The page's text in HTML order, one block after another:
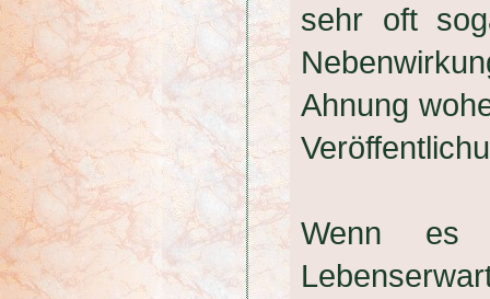
sehr oft
Ahnung
Wenn